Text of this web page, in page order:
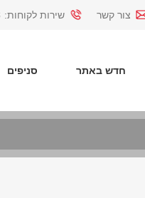
צור קשר שירות לקוחות:
חדש באתר סניפים